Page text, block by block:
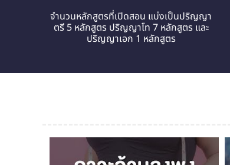
จำนวนหลักสูตรที่เปิดสอน แบ่งเป็นปริญญา
ตรี 5 หลักสูตร ปริญญาโท 7 หลักสูตร และ
ปริญญาเอก 1 หลักสูตร